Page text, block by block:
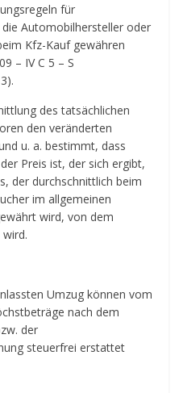
für
Automobilhersteller oder
Kfz-Kauf gewähren
– IV C 5 – S
des tatsächlichen
den veränderten
u. a. bestimmt, dass
der Preis ist, der sich ergibt,
der durchschnittlich beim
im allgemeinen
wird, von dem
Umzug können vom
nach dem
der
steuerfrei erstattet